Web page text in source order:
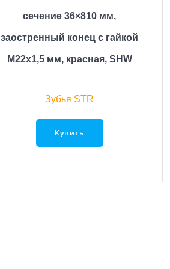
сечение 36×810 мм,
заостренный конец с гайкой
M22x1,5 мм, красная, SHW
Зубья STR
Купить